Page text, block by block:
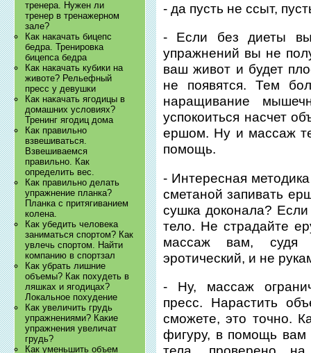
тренера. Нужен ли
тренер в тренажерном
зале?
Как накачать бицепс
бедра. Тренировка
бицепса бедра
Как накачать кубики на
животе? Рельефный
пресс у девушки
Как накачать ягодицы в
домашних условиях?
Тренинг ягодиц дома
Как правильно
взвешиваться.
Взвешиваемся
правильно. Как
определить вес.
Как правильно делать
упражнение планка?
Планка с притягиванием
колена.
Как убедить человека
заниматься спортом? Как
увлечь спортом. Найти
компанию в спортзал
Как убрать лишние
объемы? Как похудеть в
ляшках и ягодицах?
Локальное похудение
Как увеличить грудь
упражнениями? Какие
упражнения увеличат
грудь?
Как уменьшить объем
- да пусть не ссыт,
- Если без диеты
упражнений вы не
ваш живот и будет
не появятся. Тем
наращивание
успокоиться насчет
ершом. Ну и массаж
помощь.
- Интересная
сметаной запивать
сушка доконала? Если
тело. Не страдайте
массаж вам, судя
эротический, и не
- Ну, массаж
пресс. Нарастить
сможете, это точно.
фигуру, в помощь вам